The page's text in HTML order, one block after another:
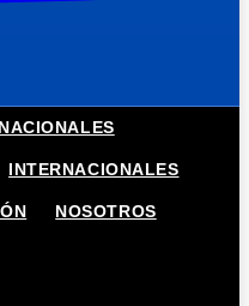
NACIONALES
INTERNACIONALES
NOSOTROS